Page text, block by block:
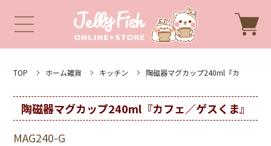
TOP ホーム雑貨 キッチン 陶磁器マグカップ240ml『カ
陶磁器マグカップ240ml『カフェ／ゲスくま』
MAG240-G